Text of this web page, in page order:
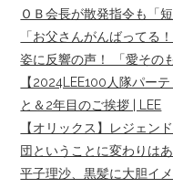
ＯＢ会長が散発指令も「短
「お父さんがんばってる
姿に反響の声！ 「愛その
【2024LEE100人隊パー
と＆2年目のご挨拶 | LEE
【オリックス】レジェン
団ということに変わりはあ
平子理沙、黒髪に大胆イ